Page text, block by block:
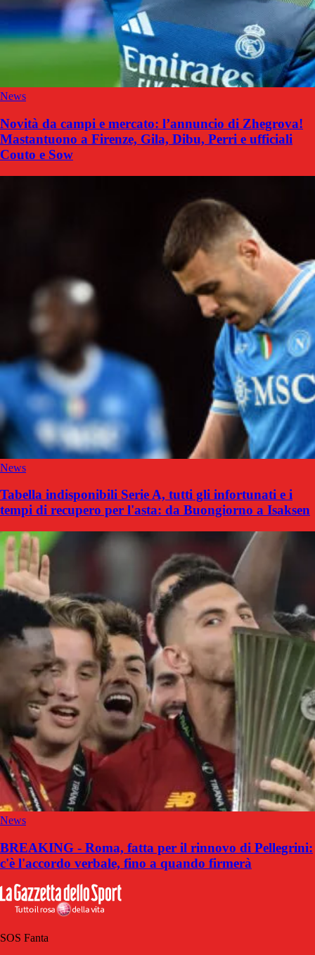
News
Novità da campi e mercato: l’annuncio di Zhegrova!
Mastantuono a Firenze, Gila, Dibu, Perri e ufficiali
Couto e Sow
News
Tabella indisponibili Serie A, tutti gli infortunati e i
tempi di recupero per l'asta: da Buongiorno a Isaksen
News
BREAKING - Roma, fatta per il rinnovo di Pellegrini:
c'è l'accordo verbale, fino a quando firmerà
SOS Fanta